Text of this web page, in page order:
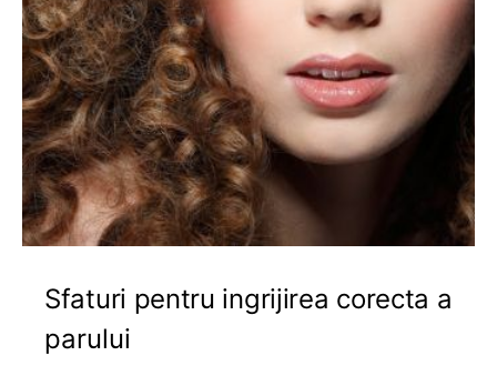
Sfaturi pentru ingrijirea corecta a
parului